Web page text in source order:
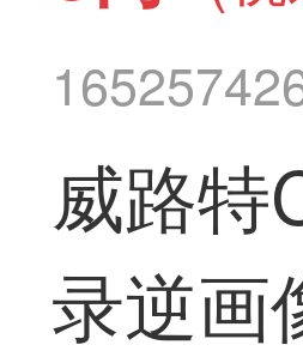
威路特
录逆画